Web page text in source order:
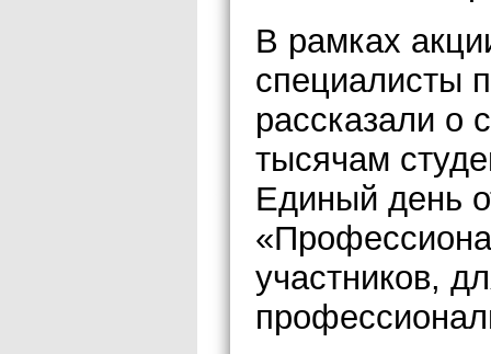
В рамках
специалисты
рассказали о
тысячам
Единый день
участников,